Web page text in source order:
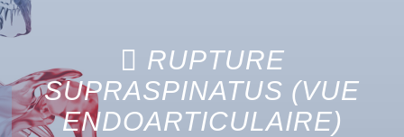
content
RUPTURE
SUPRASPINATUS (VUE
ENDOARTICULAIRE)